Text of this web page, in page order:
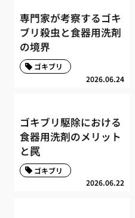
専門家が考察するゴキ
ブリ殺虫と食器用洗剤
の境界
2026.06.24
ゴキブリ
ゴキブリ駆除における
食器用洗剤のメリット
と罠
2026.06.22
ゴキブリ